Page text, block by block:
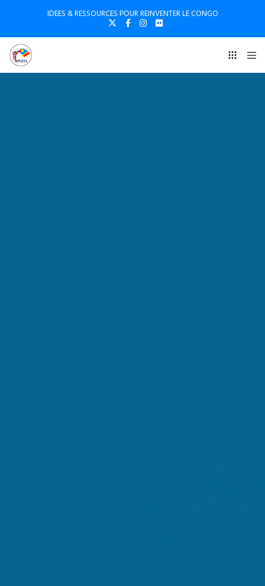
IDEES & RESSOURCES POUR REINVENTER LE CONGO